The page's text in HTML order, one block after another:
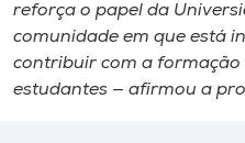
reforça o papel da
comunidade em que está
contribuir com a
estudantes — afirmou a